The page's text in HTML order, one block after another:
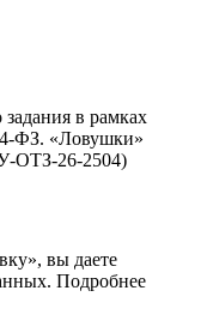
в рамках
ФЗ. «Ловушки»
ОТЗ-26-2504)
вы даете
Подробнее